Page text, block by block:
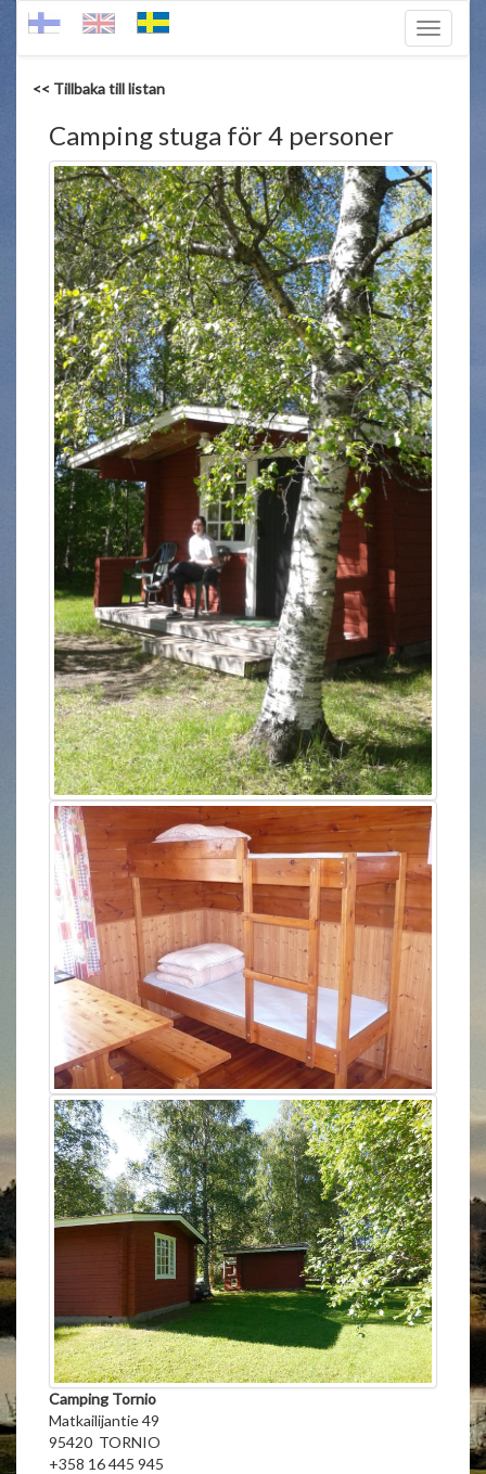
Toggle
<< Tillbaka till listan
Camping stuga för 4 personer
Camping Tornio
Matkailijantie 49
95420 TORNIO
+358 16 445 945